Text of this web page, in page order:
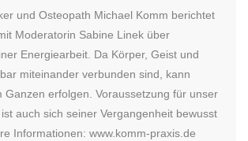
und Osteopath Michael Komm berichtet
Moderatorin Sabine Linek über
Energiearbeit. Da Körper, Geist und
miteinander verbunden sind, kann
Ganzen erfolgen. Voraussetzung für unser
auch sich seiner Vergangenheit bewusst
Informationen: www.komm-praxis.de